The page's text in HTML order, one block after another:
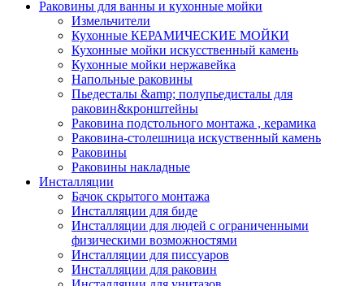
Раковины для ванны и кухонные мойки
Измельчители
Кухонные КЕРАМИЧЕСКИЕ МОЙКИ
Кухонные мойки искусственный камень
Кухонные мойки нержавейка
Напольные раковины
Пьедесталы &amp; полупьедисталы для
раковин&кронштейны
Раковина подстольного монтажа , керамика
Раковина-столешница искуственный камень
Раковины
Раковины накладные
Инсталляции
Бачок скрытого монтажа
Инсталляции для биде
Инсталляции для людей с ограниченными
физическими возможностями
Инсталляции для писсуаров
Инсталляции для раковин